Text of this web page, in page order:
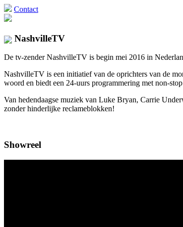
Contact
NashvilleTV
De tv-zender NashvilleTV is begin mei 2016 in
NashvilleTV is een initiatief van de oprichters van de
woord en biedt een 24-uurs programmering met non-
Van hedendaagse muziek van Luke Bryan, Carrie
zonder hinderlijke reclameblokken!
Showreel